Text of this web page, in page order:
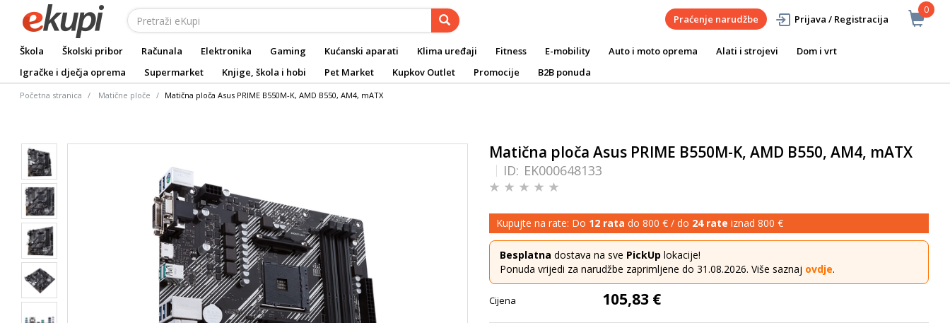
0
Praćenje narudžbe Prijava / Registracija
Škola Školski pribor Računala Elektronika Gaming Kućanski aparati Klima uređaji Fitness E-mobility Auto i moto oprema Alati i strojevi
Dom i vrt
Igračke i dječja oprema
Supermarket Knjige, škola i hobi Pet Market Kupkov Outlet Promocije B2B ponuda
Početna stranica Matične ploče Matična ploča Asus PRIME B550M-K, AMD B550, AM4, mATX
Matična ploča Asus PRIME B550M-K, AMD B550, AM4, mATX
ID: EK000648133
Kupujte na rate: Do 12 rata do 800 € / do 24 rate iznad 800 €
Besplatna dostava na sve PickUp lokacije!
Ponuda vrijedi za narudžbe zaprimljene do 31.08.2026. Više saznaj ovdje.
Cijena 105,83 €